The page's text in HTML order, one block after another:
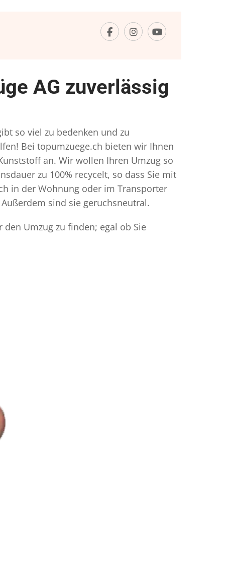
AG zuverlässig
so viel zu bedenken und zu
Bei topumzuege.ch bieten wir Ihnen
an. Wir wollen Ihren Umzug so
zu 100% recycelt, so dass Sie mit
in der Wohnung oder im Transporter
sind sie geruchsneutral.
Umzug zu finden; egal ob Sie